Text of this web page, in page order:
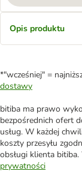
Opis produktu
*"wcześniej" =
dostawy
bitiba ma prawo
bezpośrednich ofert
usług. W każdej
koszty przesyłu
obsługi klienta
prywatności